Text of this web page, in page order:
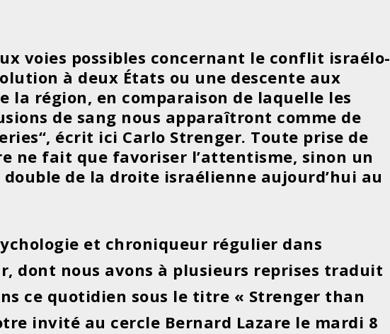
voies possibles concernant le conflit israélo-
à deux États ou une descente aux
la région, en comparaison de laquelle les
de sang nous apparaîtront comme de
écrit ici Carlo Strenger. Toute prise de
ne fait que favoriser l’attentisme, sinon un
de la droite israélienne aujourd’hui au
et chroniqueur régulier dans
dont nous avons à plusieurs reprises traduit
ce quotidien sous le titre « Strenger than
invité au cercle Bernard Lazare le mardi 8